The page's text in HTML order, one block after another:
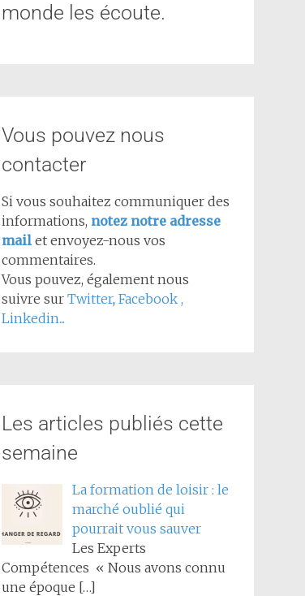
monde les écoute.
Vous pouvez nous
contacter
Si vous souhaitez communiquer des
informations, notez notre adresse
mail et envoyez-nous vos
commentaires.
Vous pouvez, également nous
suivre sur Twitter, Facebook ,
Linkedin...
Les articles publiés cette
semaine
La formation de loisir : le
marché oublié qui
pourrait vous sauver
Les Experts
Compétences « Nous avons connu
une époque […]